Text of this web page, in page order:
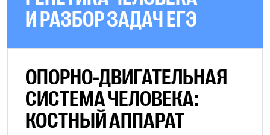
И РАЗБОР ЗАДАЧ ЕГЭ
ОПОРНО-ДВИГАТЕЛЬНАЯ
СИСТЕМА ЧЕЛОВЕКА:
КОСТНЫЙ АППАРАТ